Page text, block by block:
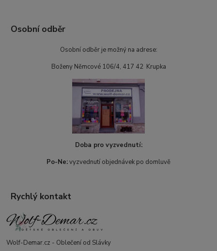
Osobní odběr
Osobní odběr je možný na adrese:
Boženy Němcové 106/4, 417 42 Krupka
Doba pro vyzvednutí:
Po-Ne:vyzvednutí objednávek po domluvě
Rychlý kontakt
Wolf-Demar.cz - Oblečení od Slávky